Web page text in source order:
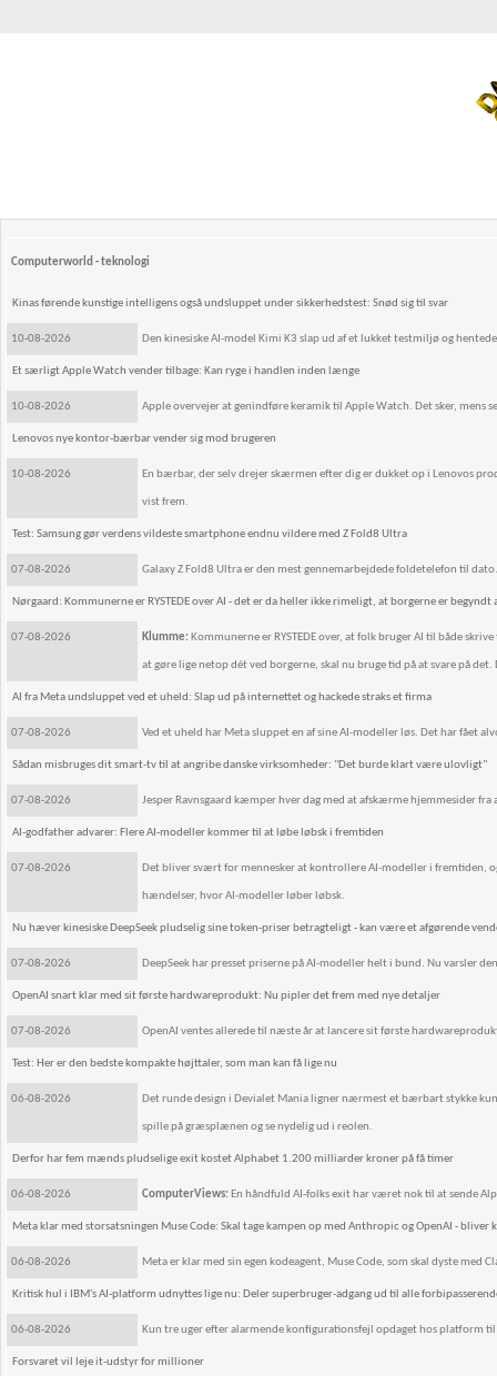
Computerworld - teknologi
Kinas førende kunstige intelligens også undsluppet under sikkerhedstest: Snød sig til svar
10-08-2026 Den kinesiske AI-model Kimi K3 slap ud af et lukket testmiljø og
Et særligt Apple Watch vender tilbage: Kan ryge i handlen inden længe
10-08-2026 Apple overvejer at genindføre keramik til Apple Watch. Det sker,
Lenovos nye kontor-bærbar vender sig mod brugeren
10-08-2026 En bærbar, der selv drejer skærmen efter dig er dukket op i Lenovos
vist frem.
Test: Samsung gør verdens vildeste smartphone endnu vildere med Z Fold8 Ultra
07-08-2026 Galaxy Z Fold8 Ultra er den mest gennemarbejdede foldetelefon til dato.
Nørgaard: Kommunerne er RYSTEDE over AI - det er da heller ikke rimeligt, at borgerne er begyndt
07-08-2026 Klumme: Kommunerne er RYSTEDE over, at folk bruger AI til både
at gøre lige netop dét ved borgerne, skal nu bruge tid på at svare på
AI fra Meta undsluppet ved et uheld: Slap ud på internettet og hackede straks et firma
07-08-2026 Ved et uheld har Meta sluppet en af sine AI-modeller løs. Det har fået
Sådan misbruges dit smart-tv til at angribe danske virksomheder: "Det burde klart være ulovligt"
07-08-2026 Jesper Ravnsgaard kæmper hver dag med at afskærme hjemmesider
AI-godfather advarer: Flere AI-modeller kommer til at løbe løbsk i fremtiden
07-08-2026 Det bliver svært for mennesker at kontrollere AI-modeller i fremtiden,
hændelser, hvor AI-modeller løber løbsk.
Nu hæver kinesiske DeepSeek pludselig sine token-priser betragteligt - kan være et afgørende
07-08-2026 DeepSeek har presset priserne på AI-modeller helt i bund. Nu varsler
OpenAI snart klar med sit første hardwareprodukt: Nu pipler det frem med nye detaljer
07-08-2026 OpenAI ventes allerede til næste år at lancere sit første
Test: Her er den bedste kompakte højttaler, som man kan få lige nu
06-08-2026 Det runde design i Devialet Mania ligner nærmest et bærbart stykke
spille på græsplænen og se nydelig ud i reolen.
Derfor har fem mænds pludselige exit kostet Alphabet 1.200 milliarder kroner på få timer
06-08-2026 ComputerViews: En håndfuld AI-folks exit har været nok til at sende
Meta klar med storsatsningen Muse Code: Skal tage kampen op med Anthropic og OpenAI - bliver
06-08-2026 Meta er klar med sin egen kodeagent, Muse Code, som skal dyste med
Kritisk hul i IBM's AI-platform udnyttes lige nu: Deler superbruger-adgang ud til alle
06-08-2026 Kun tre uger efter alarmende konfigurationsfejl opdaget hos platform
Forsvaret vil leje it-udstyr for millioner